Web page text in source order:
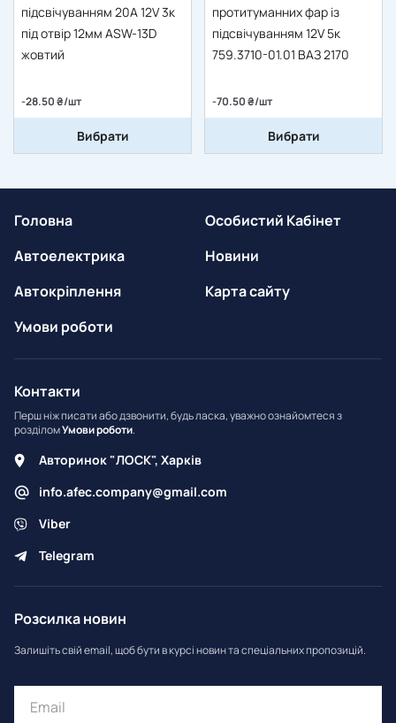
підсвічуванням 20A 12V 3к
під отвір 12мм ASW-13D
жовтий
-28.50 ₴/шт
Вибрати
протитуманних фар із
підсвічуванням 12V 5к
759.3710-01.01 ВАЗ 2170
-70.50 ₴/шт
Вибрати
Головна
Автоелектрика
Автокріплення
Умови роботи
Особистий Кабінет
Новини
Карта сайту
Контакти
Перш ніж писати або дзвонити, будь ласка, уважно ознайомтеся з
розділомУмови роботи.
Авторинок "ЛОСК", Харків
info.afec.company@gmail.com
Viber
Telegram
Розсилка новин
Залишіть свій email, щоб бути в курсі новин та спеціальних пропозицій.